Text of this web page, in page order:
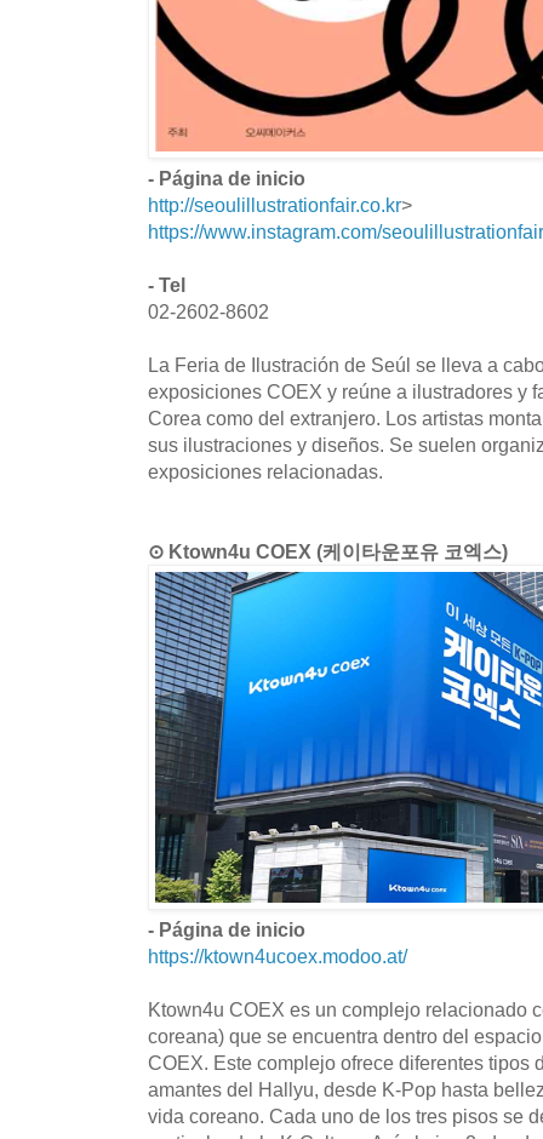
- Página de inicio
http://seoulillustrationfair.co.kr>
https://www.instagram.com/seoulillustrationfair
- Tel
02-2602-8602
La Feria de Ilustración de Seúl se lleva a
exposiciones COEX y reúne a ilustradores y
Corea como del extranjero. Los artistas
sus ilustraciones y diseños. Se suelen
exposiciones relacionadas.
⊙ Ktown4u COEX (케이타운포유 코엑스)
- Página de inicio
https://ktown4ucoex.modoo.at/
Ktown4u COEX es un complejo relacionado
coreana) que se encuentra dentro del
COEX. Este complejo ofrece diferentes tipos
amantes del Hallyu, desde K-Pop hasta
vida coreano. Cada uno de los tres pisos se